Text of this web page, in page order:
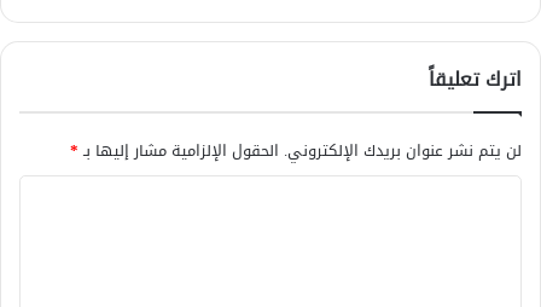
اترك تعليقاً
لن يتم نشر عنوان بريدك الإلكتروني. الحقول الإلزامية مشار إليها بـ*